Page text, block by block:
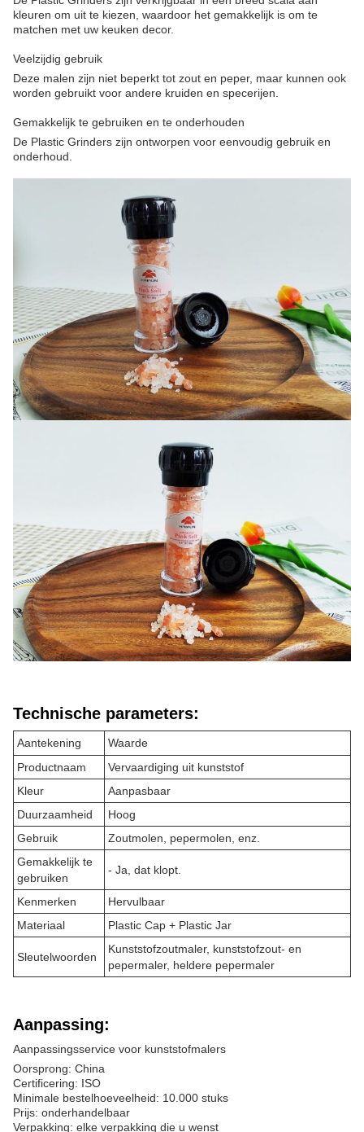
kleuren om uit te kiezen, waardoor het gemakkelijk is om te
matchen met uw keuken decor.
Veelzijdig gebruik
Deze malen zijn niet beperkt tot zout en peper, maar kunnen ook
worden gebruikt voor andere kruiden en specerijen.
Gemakkelijk te gebruiken en te onderhouden
De Plastic Grinders zijn ontworpen voor eenvoudig gebruik en
onderhoud.
Technische parameters:
Aantekening
Waarde
Productnaam
Vervaardiging uit kunststof
Kleur
Aanpasbaar
Duurzaamheid
Hoog
Gebruik
Zoutmolen, pepermolen, enz.
Gemakkelijk te
gebruiken
- Ja, dat klopt.
Kenmerken
Hervulbaar
Materiaal
Plastic Cap + Plastic Jar
Sleutelwoorden
Kunststofzoutmaler, kunststofzout- en
pepermaler, heldere pepermaler
Aanpassing:
Aanpassingsservice voor kunststofmalers
Oorsprong: China
Certificering: ISO
Minimale bestelhoeveelheid: 10.000 stuks
Prijs: onderhandelbaar
Verpakking: elke verpakking die u wenst